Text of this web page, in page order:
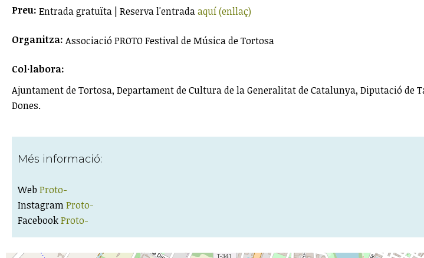
Preu: Entrada gratuïta | Reserva l'entradaaquí (enllaç)
Organitza: Associació PROTO Festival de Música de Tortosa
Col·labora:
Ajuntament de Tortosa, Departament de Cultura de la Generalitat de Catalunya, Diputació
Dones.
Més informació:
Web Proto-
InstagramProto-
FacebookProto-